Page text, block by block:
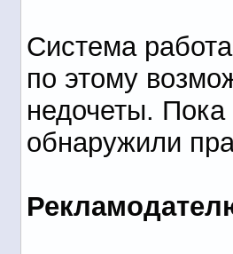
Система
по этому
недочеты. Пока
обнаружили